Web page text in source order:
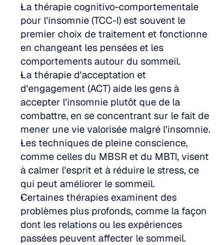
La thérapie cognitivo-comportementale
pour l'insomnie (TCC-I) est souvent le
premier choix de traitement et fonctionne
en changeant les pensées et les
comportements autour du sommeil.
La thérapie d'acceptation et
d'engagement (ACT) aide les gens à
accepter l'insomnie plutôt que de la
combattre, en se concentrant sur le fait de
mener une vie valorisée malgré l'insomnie.
Les techniques de pleine conscience,
comme celles du MBSR et du MBTI, visent
à calmer l'esprit et à réduire le stress, ce
qui peut améliorer le sommeil.
Certaines thérapies examinent des
problèmes plus profonds, comme la façon
dont les relations ou les expériences
passées peuvent affecter le sommeil.